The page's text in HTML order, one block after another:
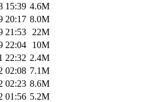
15:39 4.6M
20:17 8.0M
21:53
22M
22:04
10M
22:32 2.4M
02:08 7.1M
02:23 8.6M
01:56 5.2M